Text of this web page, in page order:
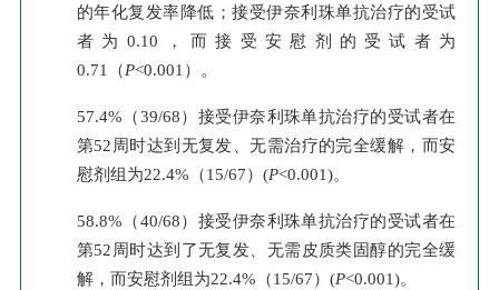
的年化复发率降低；接受伊奈利珠单抗治疗的受试
者为0.10，而接受安慰剂的受试者为
0.71（P<0.001）。
57.4%（39/68）接受伊奈利珠单抗治疗的受试者在
第52周时达到无复发、无需治疗的完全缓解，而安
慰剂组为22.4%（15/67）(P<0.001)。
58.8%（40/68）接受伊奈利珠单抗治疗的受试者在
第52周时达到了无复发、无需皮质类固醇的完全缓
解，而安慰剂组为22.4%（15/67）(P<0.001)。